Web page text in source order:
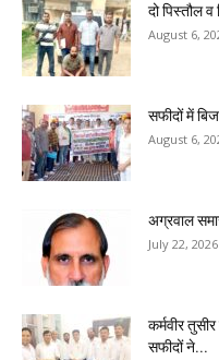
दो पिस्तौल
August 6,
सफीदों में
August 6,
अग्रवाल
July 22, 2026
कर्मवीर
सफीदों ने...